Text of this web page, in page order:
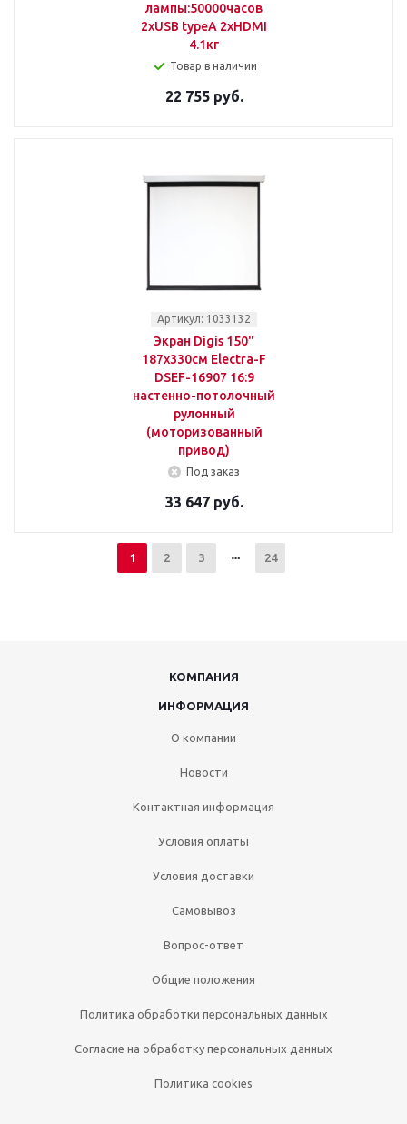
лампы:50000часов
2xUSB typeA 2xHDMI
4.1кг
Товар в наличии
22 755 руб.
Артикул: 1033132
Экран Digis 150"
187x330см Electra-F
DSEF-16907 16:9
настенно-потолочный
рулонный
(моторизованный
привод)
Под заказ
33 647 руб.
1 2 3 24
КОМПАНИЯ
ИНФОРМАЦИЯ
О компании
Новости
Контактная информация
Условия оплаты
Условия доставки
Самовывоз
Вопрос-ответ
Общие положения
Политика обработки персональных данных
Согласие на обработку персональных данных
Политика cookies